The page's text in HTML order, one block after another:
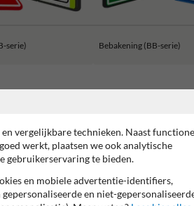
serie) Bebakening (BB-serie)
folie Anti-graffiti laminaat 99%
vergelijkbare technieken. Naast
werkt, plaatsen we ook analytische
gebruikerservaring te bieden.
en mobiele advertentie-identifiers,
en niet-